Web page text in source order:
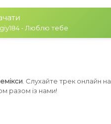
- Люблю тебе
. Слухайте трек онлайн на
разом із нами!